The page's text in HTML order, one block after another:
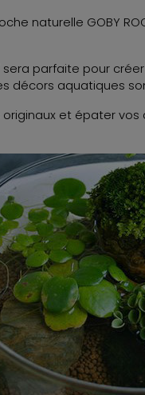
naturelle GOBY
parfaite pour
décors aquatiques
et épater